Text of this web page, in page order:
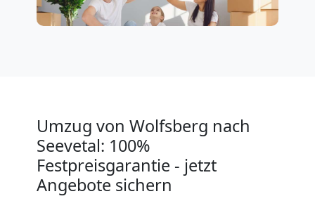
Umzug von Wolfsberg nach
Seevetal: 100%
Festpreisgarantie - jetzt
Angebote sichern
Privatumzug
Tresortransport
Wolfsberg